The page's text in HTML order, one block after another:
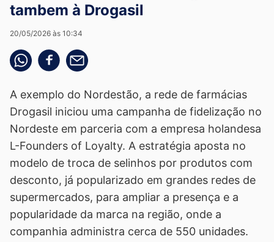
tambem à Drogasil
20/05/2026 às 10:34
Compartilhe pelo whatsapp
Compartilhar no facebook
Compartilhe pelo email
A exemplo do Nordestão, a rede de farmácias
Drogasil iniciou uma campanha de fidelização no
Nordeste em parceria com a empresa holandesa
L-Founders of Loyalty. A estratégia aposta no
modelo de troca de selinhos por produtos com
desconto, já popularizado em grandes redes de
supermercados, para ampliar a presença e a
popularidade da marca na região, onde a
companhia administra cerca de 550 unidades.